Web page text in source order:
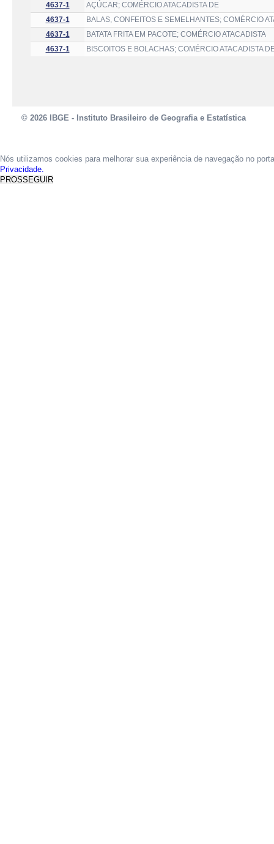
4637-1
AÇÚCAR; COMÉRCIO ATACADISTA DE
4637-1
BALAS, CONFEITOS E SEMELHANTES; COMÉRCIO
4637-1
BATATA FRITA EM PACOTE; COMÉRCIO ATACADISTA
4637-1
BISCOITOS E BOLACHAS; COMÉRCIO ATACADISTA
© 2026 IBGE - Instituto Brasileiro de Geografia e Estatística
Nós utilizamos cookies para melhorar sua experiência de navegação no
Privacidade.
PROSSEGUIR